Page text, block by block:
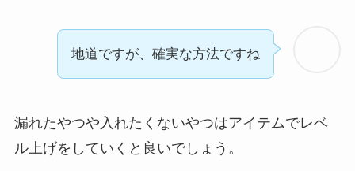
地道ですが、確実な方法ですね
漏れたやつや入れたくないやつはアイテムでレベ
ル上げをしていくと良いでしょう。